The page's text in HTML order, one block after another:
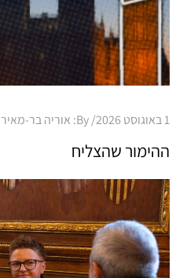
Posted1 באוגוסט 2026 By: אוריה בר-מאיר
ההימור שהצליח